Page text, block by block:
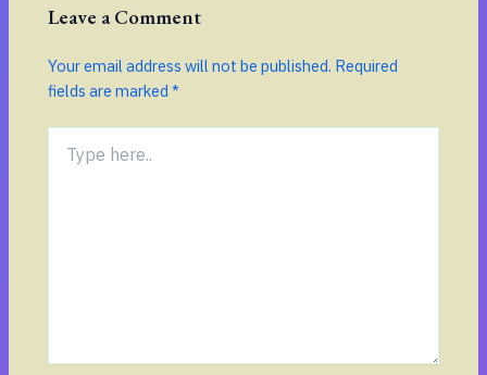
Leave a Comment
Your email address will not be published. Required
fields are marked*
here..